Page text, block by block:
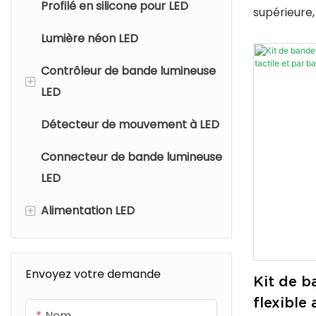
Profilé en silicone pour LED
Lumière néon LED
+
Contrôleur de bande lumineuse
LED
Télécommande
Contrôleur intelligent
Bluetooth
Contrôleur intelligent Wi-Fi
Contrôleur intelligent Zigbee
Contrôleur intelligent Matter
Détecteur de mouvement à LED
Connecteur de bande lumineuse
LED
+ Alimentation LED
Alimentation pour bande
Alimentation pour éclairage
Envoyez votre demande
l'humidité
Kit de
flexible